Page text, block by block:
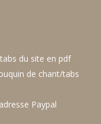
du site en pdf
de chant/tabs
Paypal